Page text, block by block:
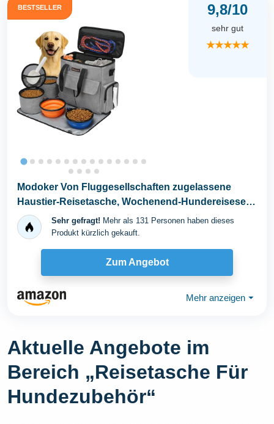
BESTSELLER 9,8/10
sehr gut
★★★★★
Modoker Von Fluggesellschaften zugelassene
Haustier-Reisetasche, Wochenend-Hundereiseset
für Hund...Sehr gefragt! Mehr als 131 Personen haben dieses
Produkt kürzlich gekauft.
Zum Angebot
Mehr anzeigen ⏷
Aktuelle Angebote im
Bereich „Reisetasche Für
Hundezubehör“